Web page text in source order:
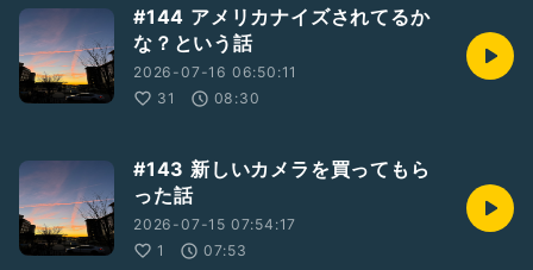
#144 アメリカナイズされてるか
な？という話
2026-07-16 06:50:11
31
08:30
#143 新しいカメラを買ってもら
った話
2026-07-15 07:54:17
1
07:53